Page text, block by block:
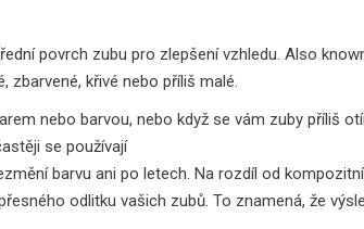
povrch zubu pro zlepšení vzhledu. Also
zbarvené, křivé nebo příliš malé.
nebo barvou, nebo když se vám zuby příliš
se používají
barvu ani po letech. Na rozdíl od
odlitku vašich zubů. To znamená, že